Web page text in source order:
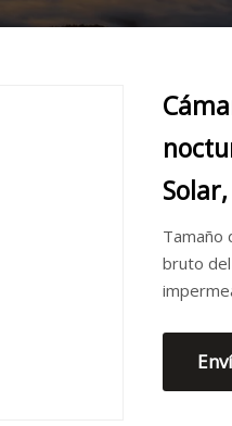
Tamaño
bruto